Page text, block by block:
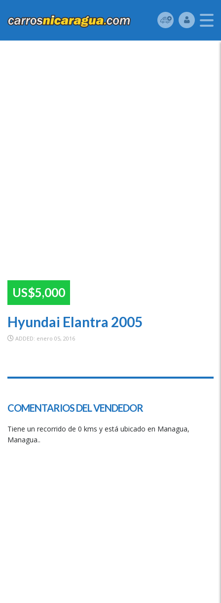
US$5,000
Hyundai Elantra 2005
ADDED: enero 05, 2016
SPECIAL
COMENTARIOS DEL VENDEDOR
Tiene un recorrido de 0 kms y está ubicado en Managua,
Managua..